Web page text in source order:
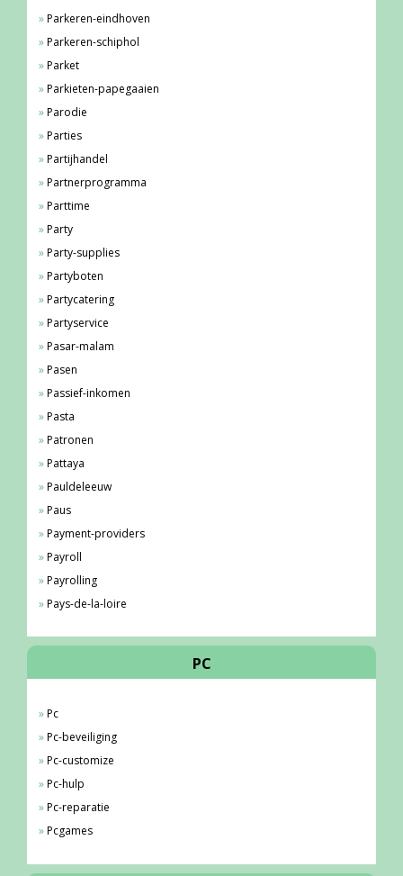
Parkeren-eindhoven
Parkeren-schiphol
Parket
Parkieten-papegaaien
Parodie
Parties
Partijhandel
Partnerprogramma
Parttime
Party
Party-supplies
Partyboten
Partycatering
Partyservice
Pasar-malam
Pasen
Passief-inkomen
Pasta
Patronen
Pattaya
Pauldeleeuw
Paus
Payment-providers
Payroll
Payrolling
Pays-de-la-loire
PC
Pc
Pc-beveiliging
Pc-customize
Pc-hulp
Pc-reparatie
Pcgames